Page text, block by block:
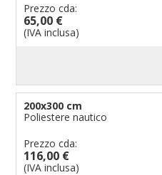
Prezzo cda:
65,00 €
(IVA inclusa)
200x300 cm
Poliestere nautico
Prezzo cda:
116,00 €
(IVA inclusa)